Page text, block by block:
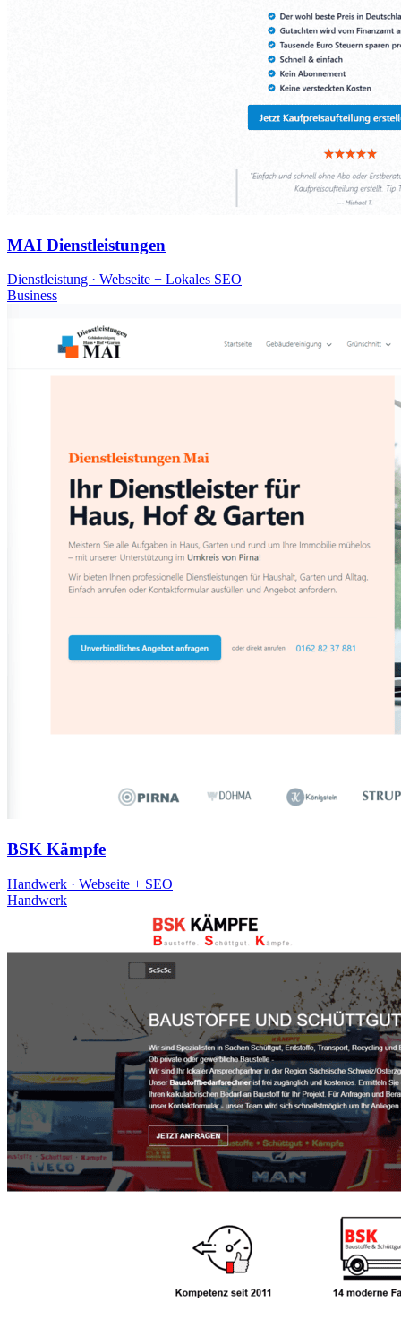
MAI Dienstleistungen
Dienstleistung · Webseite + Lokales SEO
Business
BSK Kämpfe
Handwerk · Webseite + SEO
Handwerk